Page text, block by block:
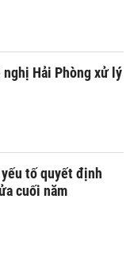
Hải Phòng xử lý
tố quyết định
cuối năm